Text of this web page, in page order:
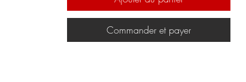
Commander et payer